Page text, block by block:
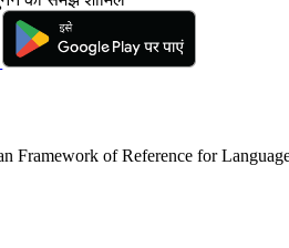
Framework of Reference for